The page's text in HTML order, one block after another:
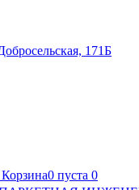
171Б
Корзина0 пуста 0